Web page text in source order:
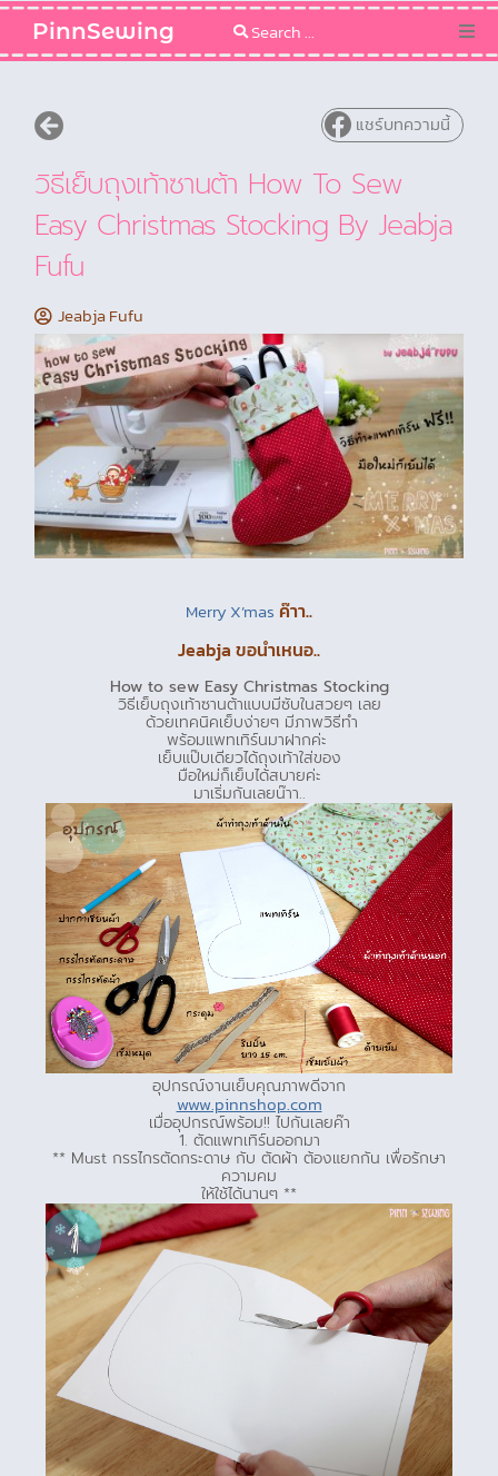
PinnSewing
Sewing Pattern
แชร์บทความนี้
วิธีเย็บถุงเท้าซานต้า How To Sew
Easy Christmas Stocking By Jeabja
Fufu
Jeabja Fufu
Merry X’mas ค๊าา..
Jeabja ขอนำเหนอ..
How to sew Easy Christmas Stocking
วิธีเย็บถุงเท้าซานต้าแบบมีซับในสวยๆ เลย
ด้วยเทคนิคเย็บง่ายๆ มีภาพวิธีทำ
พร้อมแพทเทิร์นมาฝากค่ะ
เย็บแป๊บเดียวได้ถุงเท้าใส่ของ
มือใหม่ก็เย็บได้สบายค่ะ
มาเริ่มกันเลยน๊าา..
อุปกรณ์งานเย็บคุณภาพดีจาก
www.pinnshop.com
เมื่ออุปกรณ์พร้อม!! ไปกันเลยค๊า
1. ตัดแพทเทิร์นออกมา
** Must กรรไกรตัดกระดาษ กับ ตัดผ้า ต้องแยกกัน เพื่อรักษา
ความคม
ให้ใช้ได้นานๆ **